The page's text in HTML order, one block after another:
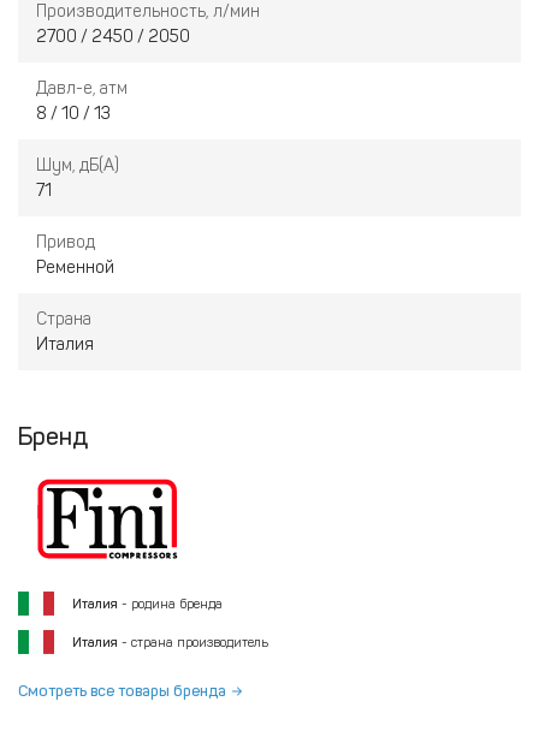
Производительность, л/мин
2700 / 2450 / 2050
Давл-е, атм
8 / 10 / 13
Шум, дБ(А)
71
Привод
Ременной
Страна
Италия
Бренд
Италия - родина бренда
Италия - страна производитель
Смотреть все товары бренда